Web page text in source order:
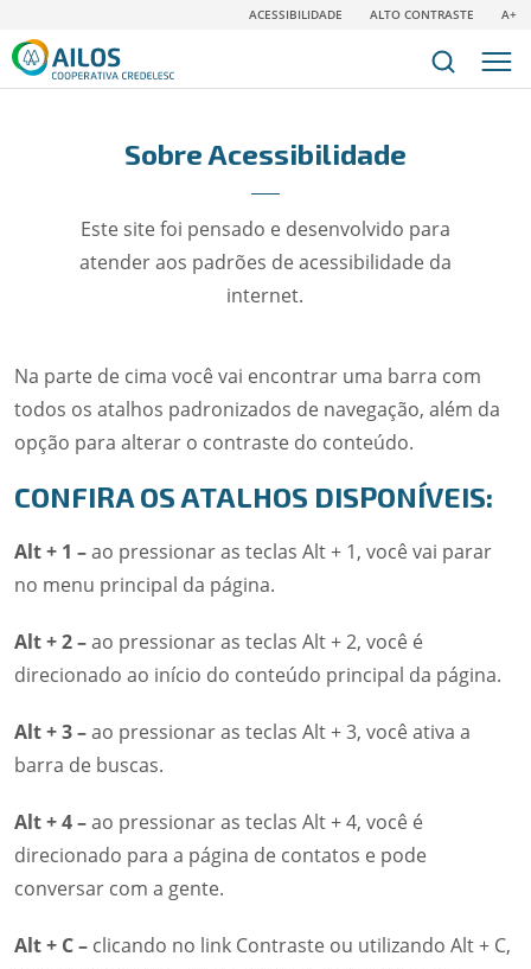
ACESSIBILIDADE ALTO CONTRASTE A+
Sobre Acessibilidade
Este site foi pensado e desenvolvido para
atender aos padrões de acessibilidade da
internet.
Na parte de cima você vai encontrar uma barra com
todos os atalhos padronizados de navegação, além da
opção para alterar o contraste do conteúdo.
CONFIRA OS ATALHOS DISPONÍVEIS:
Alt + 1 –ao pressionar as teclas Alt + 1, você vai parar
no menu principal da página.
Alt + 2 –ao pressionar as teclas Alt + 2, você é
direcionado ao início do conteúdo principal da página.
Alt + 3 –ao pressionar as teclas Alt + 3, você ativa a
barra de buscas.
Alt + 4 –ao pressionar as teclas Alt + 4, você é
direcionado para a página de contatos e pode
conversar com a gente.
Alt + C – clicando no link Contraste ou utilizando Alt + C,